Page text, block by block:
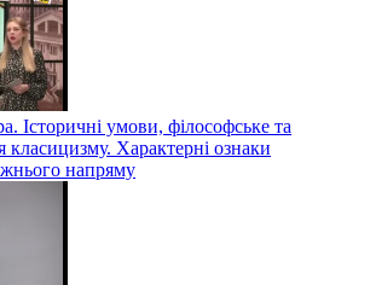
Історичні умови, філософське та
класицизму. Характерні ознаки
напряму